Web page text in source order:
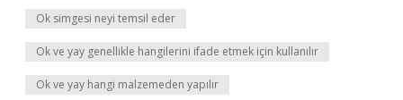
Ok simgesi neyi temsil eder
Ok ve yay genellikle hangilerini ifade etmek için kullanılır
Ok ve yay hangi malzemeden yapılır